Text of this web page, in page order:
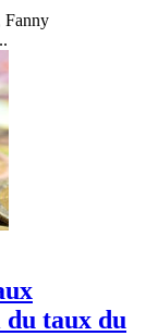
Fanny
taux du